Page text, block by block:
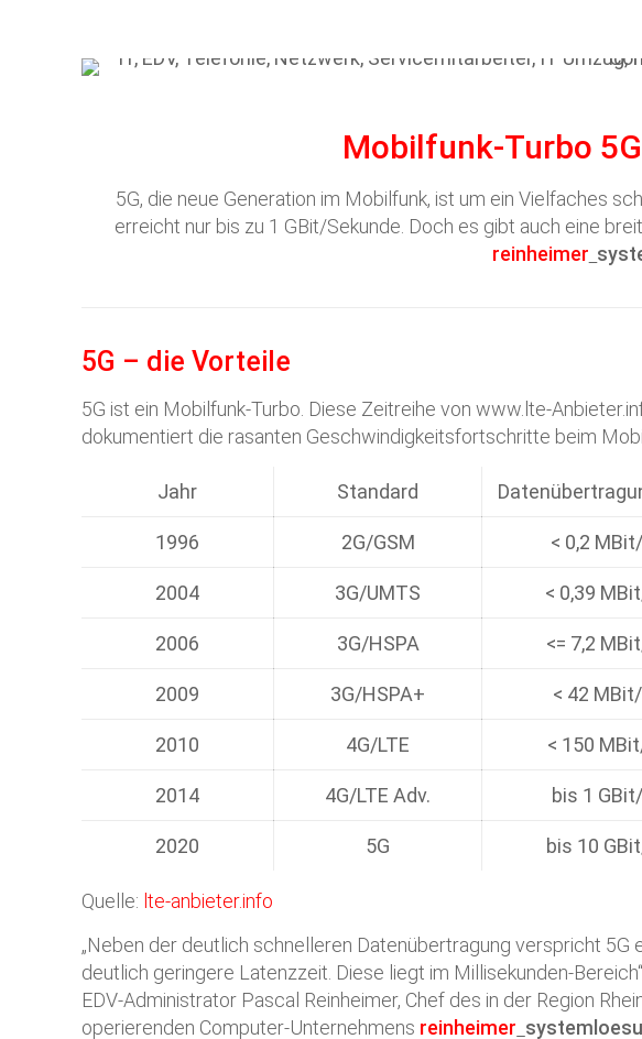
Mobilfunk-Turbo
5G, die neue Generation im Mobilfunk, ist um ein Vielfaches
erreicht nur bis zu 1 GBit/Sekunde. Doch es gibt auch eine
reinheimer
5G – die Vorteile
5G ist ein Mobilfunk-Turbo. Diese Zeitreihe von www.lte-
dokumentiert die rasanten Geschwindigkeitsfortschritte beim
Jahr Standard
1996 2G/GSM < 0,2
2004 3G/UMTS < 0,39
2006 3G/HSPA <= 7,2
2009 3G/HSPA+ < 42
2010 4G/LTE < 150
2014 4G/LTE Adv. bis 1
2020 5G bis 10
Quelle: lte-anbieter.info
„Neben der deutlich schnelleren Datenübertragung verspricht 5G
deutlich geringere Latenzzeit. Diese liegt im Millisekunden-
EDV-Administrator Pascal Reinheimer, Chef des in der Region
operierenden Computer-Unternehmens reinheimer